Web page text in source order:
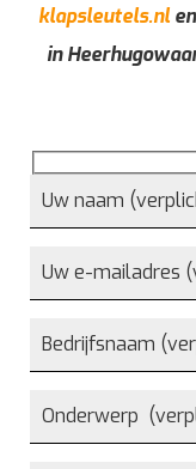
klapsleutels.nl
in